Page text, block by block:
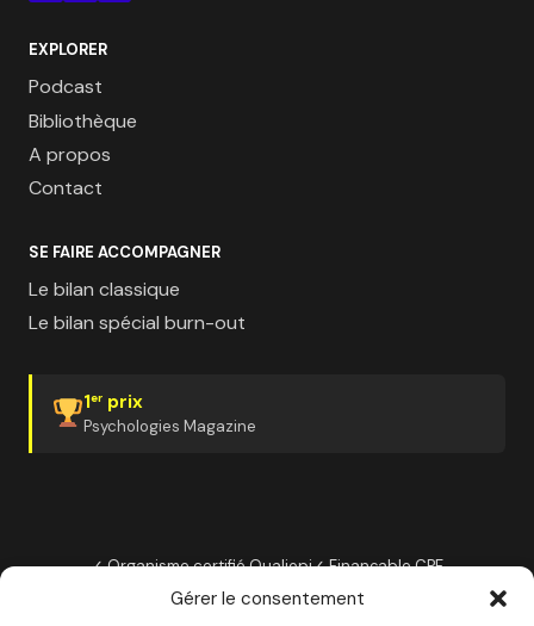
Gérer le consentement
EXPLORER
Podcast
Bibliothèque
A propos
Contact
SE FAIRE ACCOMPAGNER
Le bilan classique
Le bilan spécial burn-out
1er prix
Psychologies Magazine
✓ Organisme certifié Qualiopi✓ Finançable CPF
✓ France Travail✓ Plan de développement employeur